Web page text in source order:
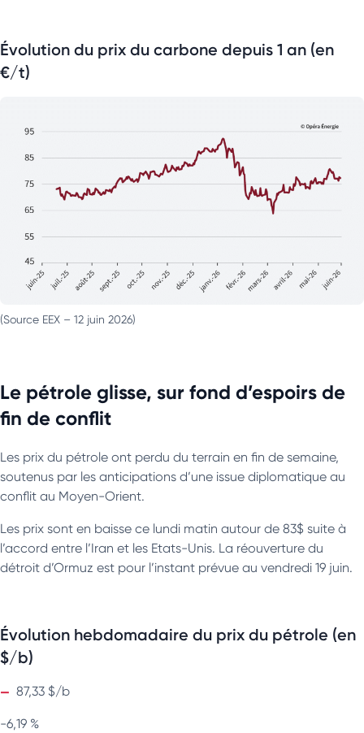
Évolution du prix du carbone depuis 1 an (en
€/t)
(Source EEX – 12 juin 2026)
Le pétrole glisse, sur fond d’espoirs de
fin de conflit
Les prix du pétrole ont perdu du terrain en fin de semaine,
soutenus par les anticipations d’une issue diplomatique au
conflit au Moyen-Orient.
Les prix sont en baisse ce lundi matin autour de 83$ suite à
l’accord entre l’Iran et les Etats-Unis. La réouverture du
détroit d’Ormuz est pour l’instant prévue au vendredi 19 juin.
Évolution hebdomadaire du prix du pétrole (en
$/b)
87,33 $/b
-6,19 %